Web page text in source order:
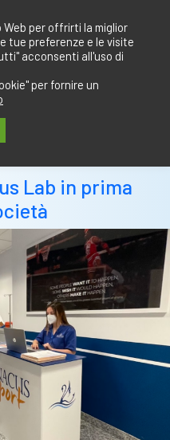
Lab in prima
Web per offrirti la miglior
tue preferenze e le visite
acconsenti all'uso di
per fornire un